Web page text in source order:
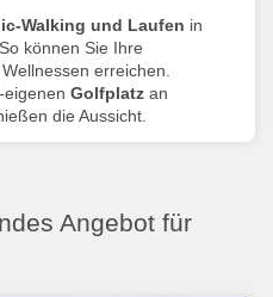
Walking und Laufen in
können Sie Ihre
erreichen.
Golfplatz an
die Aussicht.
Angebot für